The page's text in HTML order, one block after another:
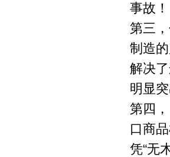
事故！
第三
制造
解决
明显
第四
口商
凭“无